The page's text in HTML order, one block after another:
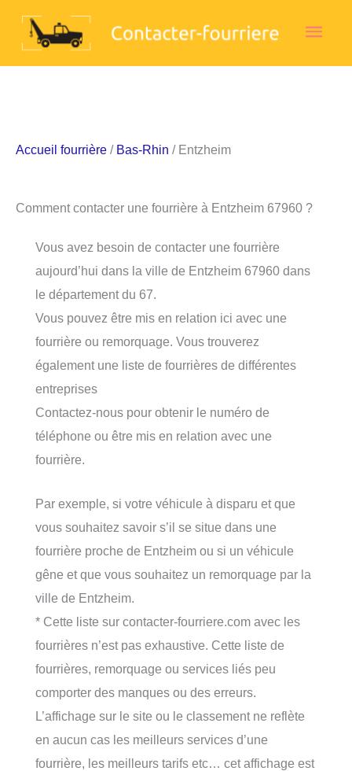
Accueil fourrière / Bas-Rhin / Entzheim
Comment contacter une fourrière à Entzheim 67960 ?
Vous avez besoin de contacter une fourrière
aujourd’hui dans la ville de Entzheim 67960 dans
le département du 67.
Vous pouvez être mis en relation ici avec une
fourrière ou remorquage. Vous trouverez
également une liste de fourrières de différentes
entreprises
Contactez-nous pour obtenir le numéro de
téléphone ou être mis en relation avec une
fourrière.
Par exemple, si votre véhicule à disparu et que
vous souhaitez savoir s’il se situe dans une
fourrière proche de Entzheim ou si un véhicule
gêne et que vous souhaitez un remorquage par la
ville de Entzheim.
* Cette liste sur contacter-fourriere.com avec les
fourrières n’est pas exhaustive. Cette liste de
fourrières, remorquage ou services liés peu
comporter des manques ou des erreurs.
L’affichage sur le site ou le classement ne reflète
en aucun cas les meilleurs services d’une
fourrière, les meilleurs tarifs etc… cet affichage est